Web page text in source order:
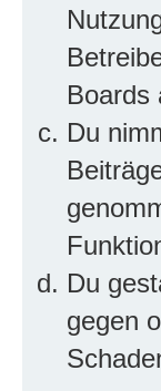
Boards
Du
Du
gegen